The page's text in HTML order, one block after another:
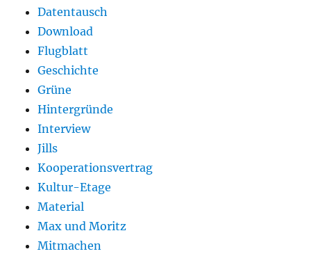
Datentausch
Download
Flugblatt
Geschichte
Grüne
Hintergründe
Interview
Jills
Kooperationsvertrag
Kultur-Etage
Material
Max und Moritz
Mitmachen